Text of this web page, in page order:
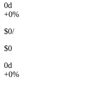
0d
+0%
$0/
$0
0d
+0%